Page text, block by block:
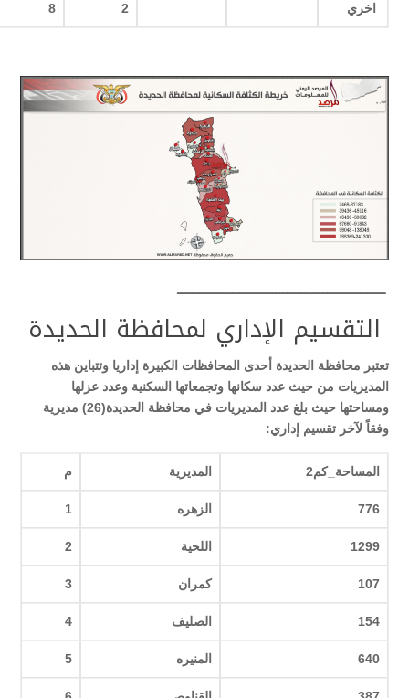
اخري 2
8
ـــــــــــــــــــــــــــــــــــــــــــــــــــــــــ
التقسيم الإداري لمحافظة الحديدة
تعتبر محافظة الحديدة أحدى المحافظات الكبيرة إداريا وتتباين هذه
المديريات من حيث عدد سكانها وتجمعاتها السكنية وعدد عزلها
ومساحتها حيث بلغ عدد المديريات في محافظة الحديدة(26) مديرية
وفقاً لآخر تقسيم إداري:
المساحة_كم2 المديرية م
776 الزهره 1
1299 اللحية 2
107 كمران 3
154 الصليف 4
640 المنيره 5